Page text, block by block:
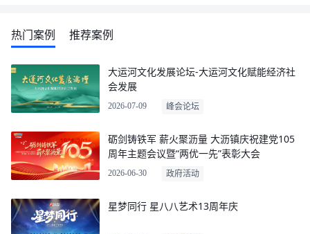
热门案例 推荐案例
大运河文化发展论坛-大运河文化赋能经济社
会发展
2026-07-09 峰会论坛
砺剑铸铁军 薪火聚沥量 大沥镇庆祝建党105
周年主题会议暨“两优一先”表彰大会
2026-06-30 政府活动
星梦同行 星八八艺术13周年庆